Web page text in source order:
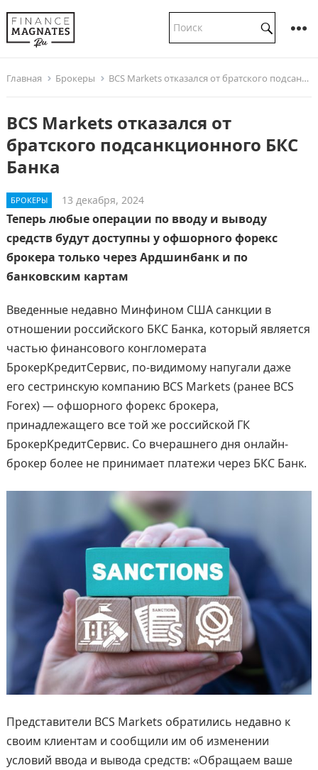
Главная Брокеры BCS Markets отказался от братского подсанкционного БКС Банка
BCS Markets отказался от
братского подсанкционного БКС
Банка
БРОКЕРЫ 13 декабря, 2024
Теперь любые операции по вводу и выводу
средств будут доступны у офшорного форекс
брокера только через Ардшинбанк и по
банковским картам
Введенные недавно Минфином США санкции в
отношении российского БКС Банка, который является
частью финансового конгломерата
БрокерКредитСервис, по-видимому напугали даже
его сестринскую компанию BCS Markets (ранее BCS
Forex) — офшорного форекс брокера,
принадлежащего все той же российской ГК
БрокерКредитСервис. Со вчерашнего дня онлайн-
брокер более не принимает платежи через БКС Банк.
Представители BCS Markets обратились недавно к
своим клиентам и сообщили им об изменении
условий ввода и вывода средств: «Обращаем ваше